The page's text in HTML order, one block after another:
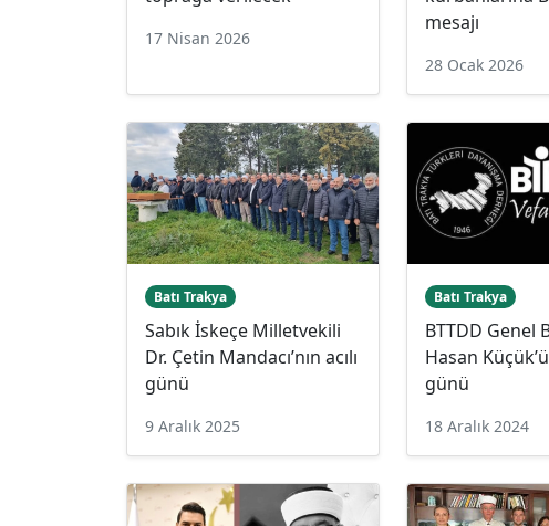
17 Nisan 2026
mesajı
28 Ocak 2026
Batı Trakya
Sabık İskeçe Milletvekili
Dr. Çetin Mandacı’nın acılı
günü
9 Aralık 2025
Batı Trakya
BTTDD Genel
Hasan
günü
18 Aralık 2024